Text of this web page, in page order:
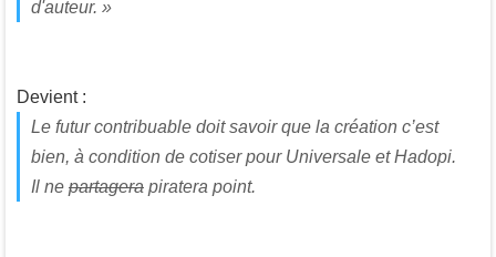
d'auteur. »
Devient :
Le futur contribuable doit savoir que la création c’est
bien, à condition de cotiser pour Universale et Hadopi.
Il ne partagera piratera point.